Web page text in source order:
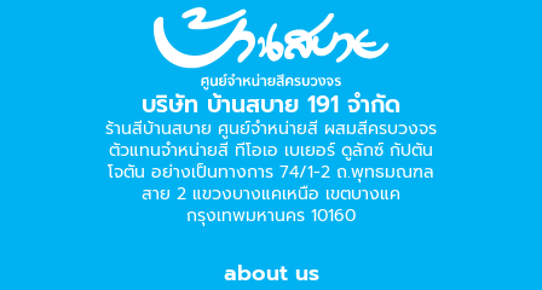
บริษัท บ้านสบาย 191 จำกัด
ร้านสีบ้านสบาย ศูนย์จำหน่ายสี ผสมสีครบวงจร
ตัวแทนจำหน่ายสี ทีโอเอ เบเยอร์​ ดูลักซ์ กัปตัน
โจตัน อย่างเป็นทางการ 74/1-2 ถ.พุทธมณฑล
สาย 2 แขวงบางแคเหนือ เขตบางแค
กรุงเทพมหานคร 10160
about us